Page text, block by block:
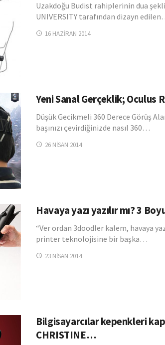
Uzakdoğu Budist rahiplerinin dua
UNIVERSITY tarafından dizayn
16 HAZIRAN 2014
Yeni Sanal Gerçeklik;
Düşük Gecikmeli 360 Derece Görüş
başınızı çevirdiğinizde nasıl 360…
26 NISAN 2014
Havaya yazı yazılır mı? 3
“Ver ordan 3doodler kalem, havaya
printer teknolojisine bir başka…
23 NISAN 2014
Bilgisayarcılar kepenkleri
CHRISTINE…